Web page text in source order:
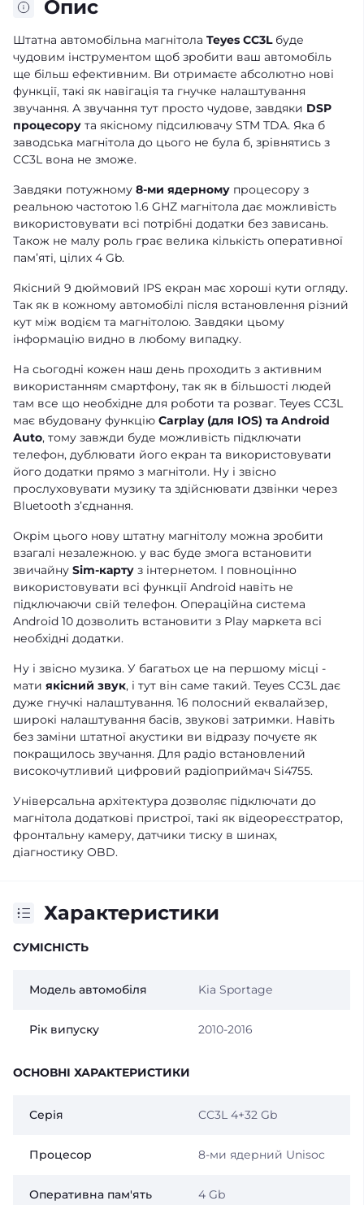
Опис
Штатна автомобільна магнітола Teyes CC3Lбуде
чудовим інструментом щоб зробити ваш автомобіль
ще більш ефективним. Ви отримаєте абсолютно нові
функції, такі як навігація та гнучке налаштування
звучання. А звучання тут просто чудове, завдяки DSP
процесору та якісному підсилювачу STM TDA. Яка б
заводська магнітола до цього не була б, зрівнятись з
CC3L вона не зможе.
Завдяки потужному 8-ми ядерному процесору з
реальною частотою 1.6 GHZ магнітола дає можливість
використовувати всі потрібні додатки без зависань.
Також не малу роль грає велика кількість оперативної
памʼяті, цілих 4 Gb.
Якісний 9 дюймовий IPS екран має хороші кути огляду.
Так як в кожному автомобілі після встановлення різний
кут між водієм та магнітолою. Завдяки цьому
інформацію видно в любому випадку.
На сьогодні кожен наш день проходить з активним
використанням смартфону, так як в більшості людей
там все що необхідне для роботи та розваг. Teyes CC3L
має вбудовану функцію Carplay (для IOS) та Android
Auto, тому завжди буде можливість підключати
телефон, дублювати його екран та використовувати
його додатки прямо з магнітоли. Ну і звісно
прослуховувати музику та здійснювати дзвінки через
Bluetooth зʼєднання.
Окрім цього нову штатну магнітолу можна зробити
взагалі незалежною. у вас буде змога встановити
звичайну Sim-карту з інтернетом. І повноцінно
використовувати всі функції Android навіть не
підключаючи свій телефон. Операційна система
Android 10 дозволить встановити з Play маркета всі
необхідні додатки.
Ну і звісно музика. У багатьох це на першому місці -
мати якісний звук, і тут він саме такий. Teyes CC3L дає
дуже гнучкі налаштування. 16 полосний еквалайзер,
широкі налаштування басів, звукові затримки. Навіть
без заміни штатної акустики ви відразу почуєте як
покращилось звучання. Для радіо встановлений
високочутливий цифровий радіоприймач Si4755.
Універсальна архітектура дозволяє підключати до
магнітола додаткові пристрої, такі як відеореєстратор,
фронтальну камеру, датчики тиску в шинах,
діагностику OBD.
Характеристики
СУМІСНІСТЬ
Модель автомобіля Kia Sportage
Рік випуску 2010-2016
ОСНОВНІ ХАРАКТЕРИСТИКИ
Серія CC3L 4+32 Gb
Процесор 8-ми ядерний Unisoc
Оперативна пам'ять 4 Gb